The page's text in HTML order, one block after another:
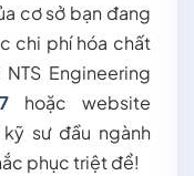
cơ sở bạn đang
chi phí hóa chất
Engineering
hoặc website
sư đầu ngành
phục triệt để!